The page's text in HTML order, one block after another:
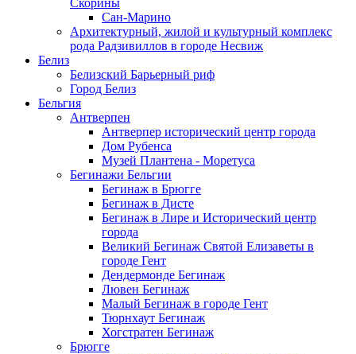
Скорины
Сан-Марино
Архитектурный, жилой и культурный комплекс
рода Радзивиллов в городе Несвиж
Белиз
Белизский Барьерный риф
Город Белиз
Бельгия
Антверпен
Антверпер исторический центр города
Дом Рубенса
Музей Плантена - Моретуса
Бегинажи Бельгии
Бегинаж в Брюгге
Бегинаж в Дисте
Бегинаж в Лире и Исторический центр
города
Великий Бегинаж Святой Елизаветы в
городе Гент
Дендермонде Бегинаж
Лювен Бегинаж
Малый Бегинаж в городе Гент
Тюрнхаут Бегинаж
Хогстратен Бегинаж
Брюгге